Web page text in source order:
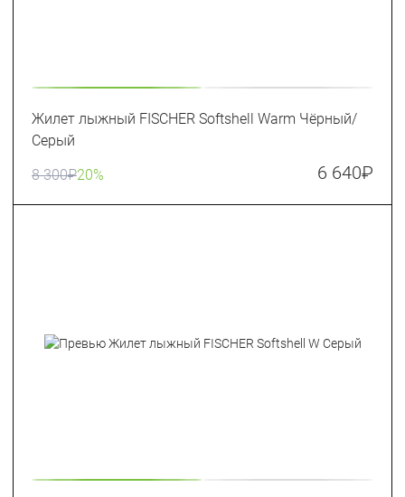
Жилет лыжный FISCHER Softshell Warm Чёрный/
Серый
8 300₽20% 6 640₽